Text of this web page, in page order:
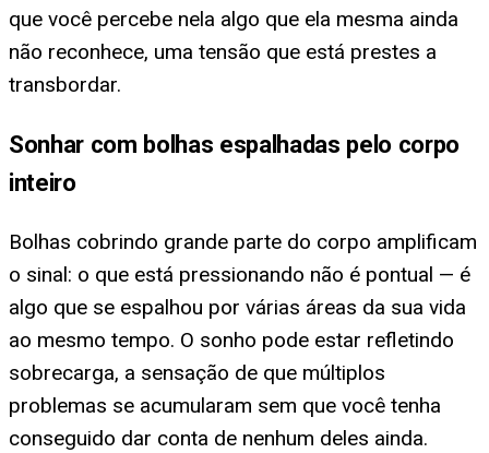
que você percebe nela algo que ela mesma ainda
não reconhece, uma tensão que está prestes a
transbordar.
Sonhar com bolhas espalhadas pelo corpo
inteiro
Bolhas cobrindo grande parte do corpo amplificam
o sinal: o que está pressionando não é pontual — é
algo que se espalhou por várias áreas da sua vida
ao mesmo tempo. O sonho pode estar refletindo
sobrecarga, a sensação de que múltiplos
problemas se acumularam sem que você tenha
conseguido dar conta de nenhum deles ainda.